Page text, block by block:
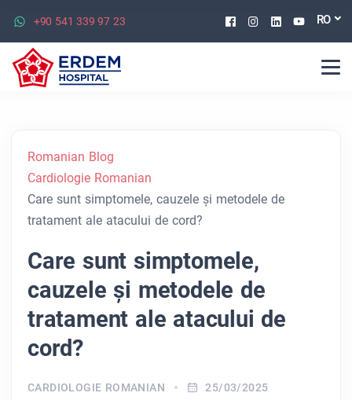
+90 541 339 97 23 Facebook
Instagram
Linkedin
RO
Romanian Blog
Cardiologie Romanian
Care sunt simptomele, cauzele și metodele de
tratament ale atacului de cord?
Care sunt simptomele,
cauzele și metodele de
tratament ale atacului de
cord?
CARDIOLOGIE ROMANIAN 25/03/2025